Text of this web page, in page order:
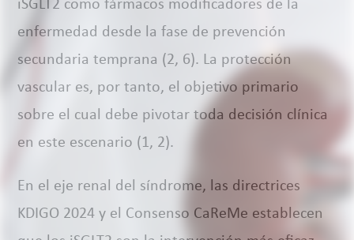
iSGLT2 como fármacos modificadores de la
enfermedad desde la fase de prevención
secundaria temprana (2, 6). La protección
vascular es, por tanto, el objetivo primario
sobre el cual debe pivotar toda decisión clínica
en este escenario (1, 2).
En el eje renal del síndrome, las directrices
KDIGO 2024 y el Consenso CaReMe establecen